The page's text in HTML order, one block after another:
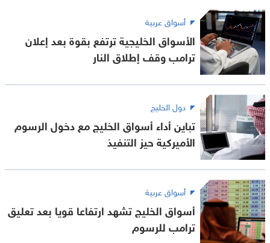
أسواق عربية
الأسواق الخليجية ترتفع بقوة بعد إعلان
ترامب وقف إطلاق النار
دول الخليج
تباين أداء أسواق الخليج مع دخول الرسوم
الأميركية حيز التنفيذ
أسواق عربية
أسواق الخليج تشهد ارتفاعا قويا بعد تعليق
ترامب للرسوم